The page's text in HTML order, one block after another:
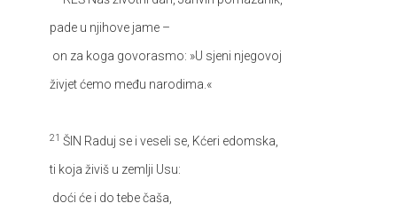
pade u njihove jame –
on za koga govorasmo: »U sjeni njegovoj
živjet ćemo među narodima.«
21 ŠIN Raduj se i veseli se, Kćeri edomska,
ti koja živiš u zemlji Usu:
doći će i do tebe čaša,